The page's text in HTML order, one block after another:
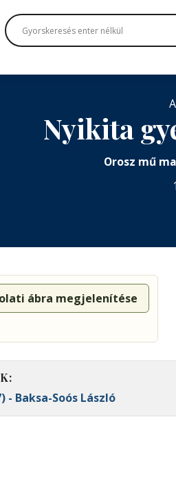
Nyikita
Orosz mű
ábra megjelenítése
Baksa-Soós László